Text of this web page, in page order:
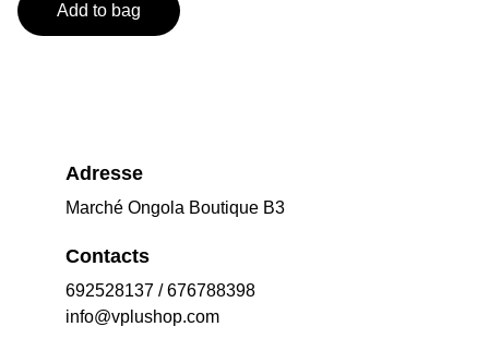
Add to bag
Adresse
Marché Ongola Boutique B3
Contacts
692528137 / 676788398
info@vplushop.com